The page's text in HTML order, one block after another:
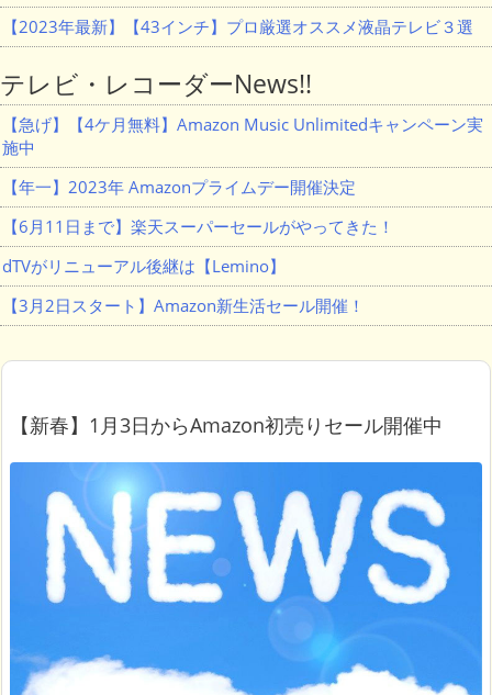
【2023年最新】【43インチ】プロ厳選オススメ液晶テレビ３選
テレビ・レコーダーNews!!
【急げ】【4ケ月無料】Amazon Music Unlimitedキャンペーン実
施中
【年一】2023年 Amazonプライムデー開催決定
【6月11日まで】楽天スーパーセールがやってきた！
dTVがリニューアル後継は【Lemino】
【3月2日スタート】Amazon新生活セール開催！
【新春】1月3日からAmazon初売りセール開催中